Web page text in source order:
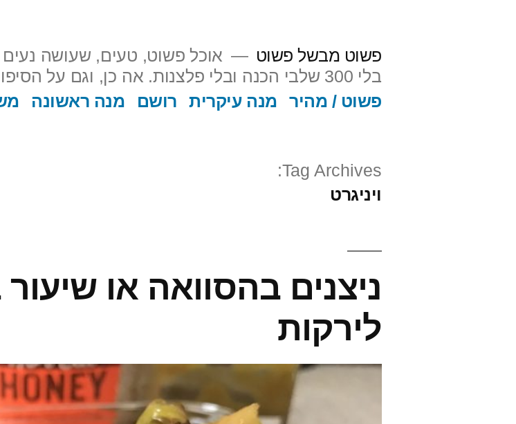
פשוט מבשל פשוט
אוכל פשוט, טעים, שעושה
בלי 300 שלבי הכנה ובלי פלצנות. אה כן, וגם על הסיפור מאחורי וליד האוכל.
פשוט / מהיר
מנה עיקרית רושם מנה ראשונה
Tag Archives:
ויניגרט
ניצנים בהסוואה או שיעור
לירקות